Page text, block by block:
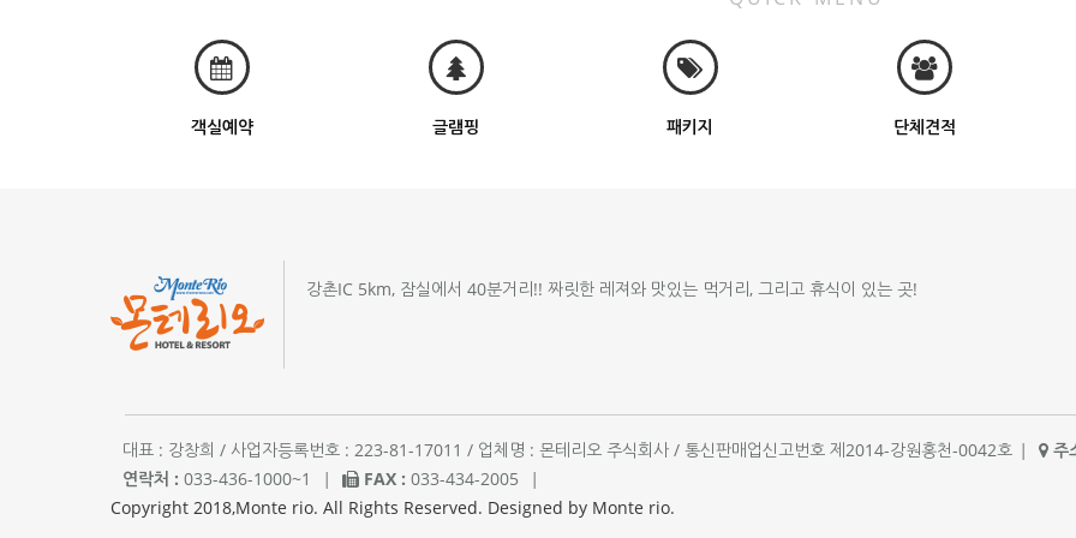
객실예약 글램핑 패키지 단체견적
강촌IC 5km, 잠실에서 40분거리!! 짜릿한 레져와 맛있는 먹거리, 그리고 휴식이 있는 곳!
대표 : 강창희 / 사업자등록번호 : 223-81-17011 / 업체명 : 몬테리오 주식회사 / 통신판매업신고번호 제2014-강원홍천-0042호 |
주
연락처 : 033-436-1000~1 | FAX : 033-434-2005
|
Copyright 2018,Monte rio. All Rights Reserved. Designed by Monte rio.